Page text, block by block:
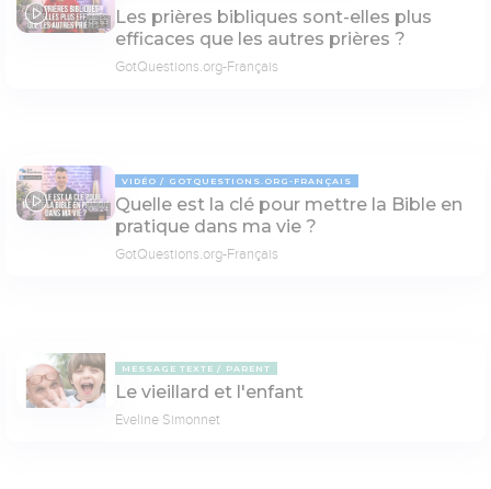
05:53
Les prières bibliques sont-elles plus
efficaces que les autres prières ?
GotQuestions.org-Français
06:24
VIDÉO GOTQUESTIONS.ORG-FRANÇAIS
Quelle est la clé pour mettre la Bible en
pratique dans ma vie ?
GotQuestions.org-Français
MESSAGE TEXTE PARENT
Le vieillard et l'enfant
Eveline Simonnet